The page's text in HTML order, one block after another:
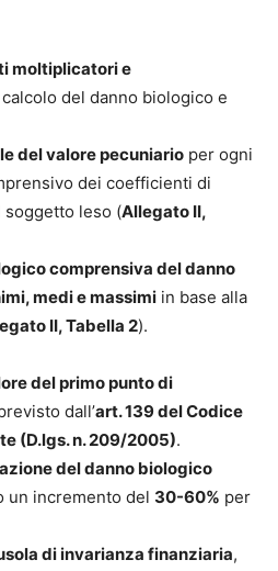
moltiplicatori e
del danno biologico e
del valore pecuniario per ogni
dei coefficienti di
soggetto leso (Allegato II,
comprensiva del danno
medi e massimi in base alla
II, Tabella 2).
del primo punto di
dall’art. 139 del Codice
(D.lgs. n. 209/2005).
del danno biologico
un incremento del 30-60% per
di invarianza finanziaria,